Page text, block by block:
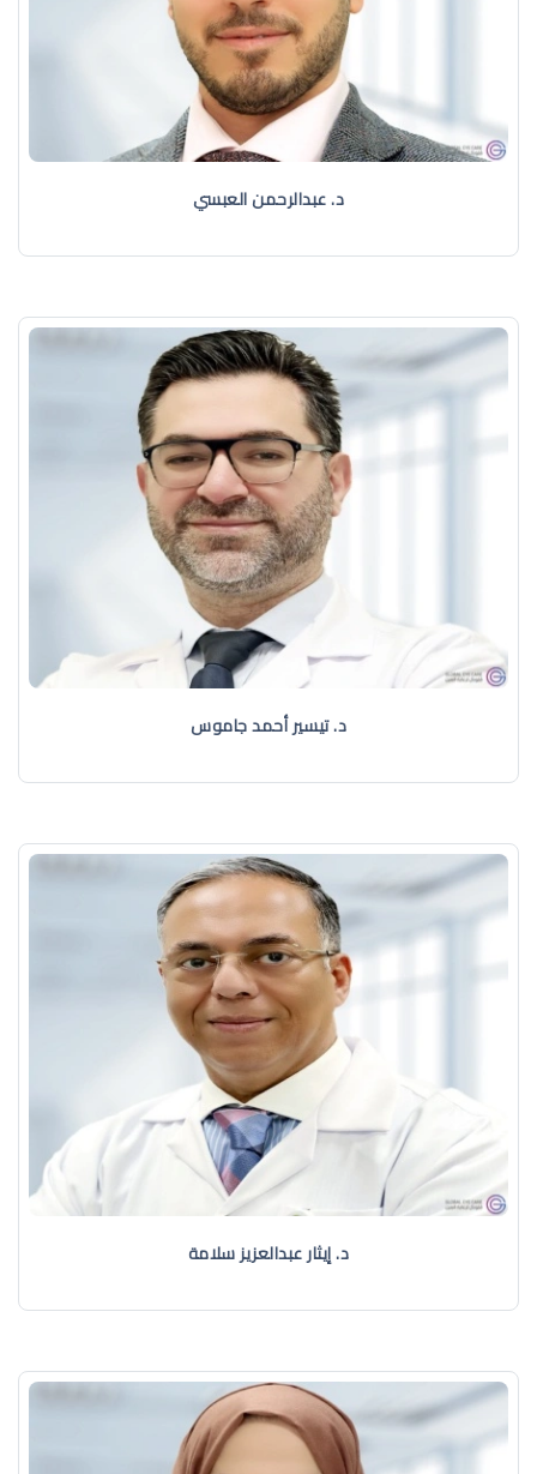
د. عبدالرحمن العبسي
د. تيسير أحمد جاموس
د. إيثار عبدالعزيز سلامة